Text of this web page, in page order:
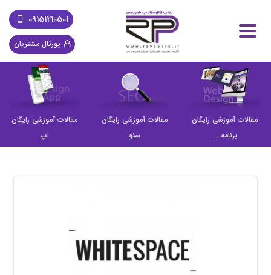
09151210501
پورتال مشتریان
مقالات آموزشی رایگان
اپ
مقالات آموزشی رایگان
سئو
مقالات آموزشی رایگان
برنامه ...